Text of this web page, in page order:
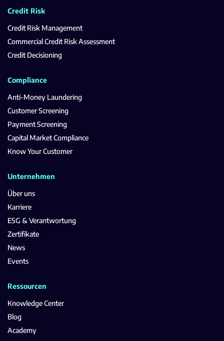
Credit Risk
Credit Risk Management
Commercial Credit Risk Assessment
Credit Decisioning
Compliance
Anti-Money Laundering
Customer Screening
Payment Screening
Capital Market Compliance
Know Your Customer
Unternehmen
Über uns
Karriere
ESG & Verantwortung
Zertifikate
News
Events
Ressourcen
Knowledge Center
Blog
Academy